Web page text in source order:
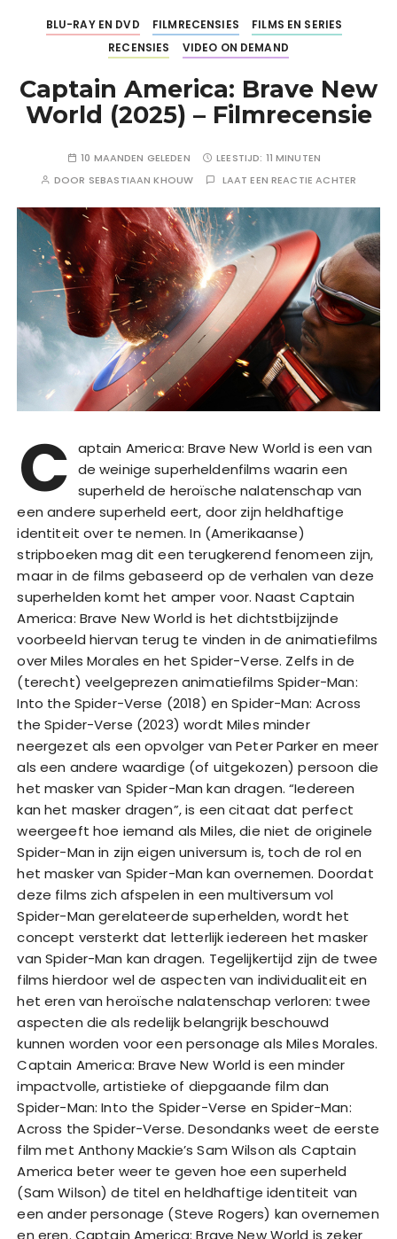
BLU-RAY EN DVD FILMRECENSIES
FILMS EN SERIES
RECENSIES
VIDEO ON DEMAND
Captain America: Brave New
World (2025) – Filmrecensie
10 MAANDEN GELEDEN LEESTIJD: 11 MINUTEN
DOOR SEBASTIAAN KHOUW LAAT EEN REACTIE ACHTER
C aptain America: Brave New World is een van
de weinige superheldenfilms waarin een
superheld de heroïsche nalatenschap van
een andere superheld eert, door zijn heldhaftige
identiteit over te nemen. In (Amerikaanse)
stripboeken mag dit een terugkerend fenomeen zijn,
maar in de films gebaseerd op de verhalen van deze
superhelden komt het amper voor. Naast Captain
America: Brave New World is het dichtstbijzijnde
voorbeeld hiervan terug te vinden in de animatiefilms
over Miles Morales en het Spider-Verse. Zelfs in de
(terecht) veelgeprezen animatiefilms Spider-Man:
Into the Spider-Verse (2018) en Spider-Man: Across
the Spider-Verse (2023) wordt Miles minder
neergezet als een opvolger van Peter Parker en meer
als een andere waardige (of uitgekozen) persoon die
het masker van Spider-Man kan dragen. “Iedereen
kan het masker dragen”, is een citaat dat perfect
weergeeft hoe iemand als Miles, die niet de originele
Spider-Man in zijn eigen universum is, toch de rol en
het masker van Spider-Man kan overnemen. Doordat
deze films zich afspelen in een multiversum vol
Spider-Man gerelateerde superhelden, wordt het
concept versterkt dat letterlijk iedereen het masker
van Spider-Man kan dragen. Tegelijkertijd zijn de twee
films hierdoor wel de aspecten van individualiteit en
het eren van heroïsche nalatenschap verloren: twee
aspecten die als redelijk belangrijk beschouwd
kunnen worden voor een personage als Miles Morales.
Captain America: Brave New World is een minder
impactvolle, artistieke of diepgaande film dan
Spider-Man: Into the Spider-Verse en Spider-Man:
Across the Spider-Verse. Desondanks weet de eerste
film met Anthony Mackie’s Sam Wilson als Captain
America beter weer te geven hoe een superheld
(Sam Wilson) de titel en heldhaftige identiteit van
een ander personage (Steve Rogers) kan overnemen